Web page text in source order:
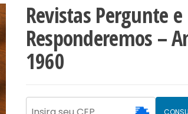
Revistas Pergunte e
Responderemos –
1960